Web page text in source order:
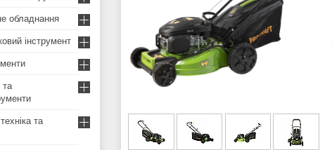
обладнання
інструмент
та
та